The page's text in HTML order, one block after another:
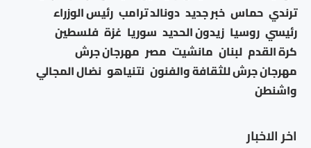
اخر الاخبار
ترندي حماس خبر جديد دونالد ترامب رئيس الوزراء
رئيسي روسيا زيدون الحديد سوريا غزة فلسطين
كرة القدم لبنان مانشيت مصر مهرجان جرش
مهرجان جرش للثقافة والفنون نتنياهو نضال المجالي
واشنطن